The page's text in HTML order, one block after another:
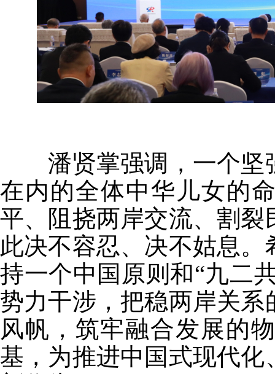
潘贤掌强调，一个坚
在内的全体中华儿女的
平、阻挠两岸交流、割
此决不容忍、决不姑息
持一个中国原则和“九二
势力干涉，把稳两岸关
风帆，筑牢融合发展的
基，为推进中国式现代